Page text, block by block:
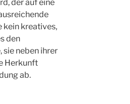
der auf eine
kein kreatives,
den
neben ihrer
Herkunft
ab.